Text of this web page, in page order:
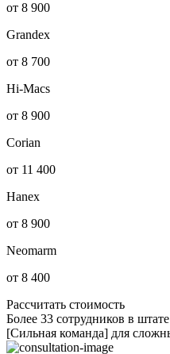
от 8 900
Grandex
от 8 700
Hi-Macs
от 8 900
Corian
от 11 400
Hanex
от 8 900
Neomarm
от 8 400
Рассчитать стоимость
Более 33 сотрудников в штате
[Сильная команда] для